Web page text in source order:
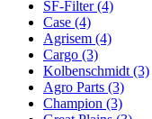
SF-Filter (4)
Case (4)
Agrisem (4)
Cargo (3)
Kolbenschmidt (3)
Agro Parts (3)
Champion (3)